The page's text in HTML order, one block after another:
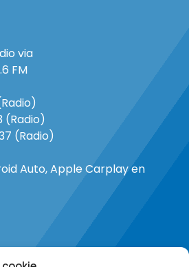
via
FM
(Radio)
(Radio)
Auto, Apple Carplay en